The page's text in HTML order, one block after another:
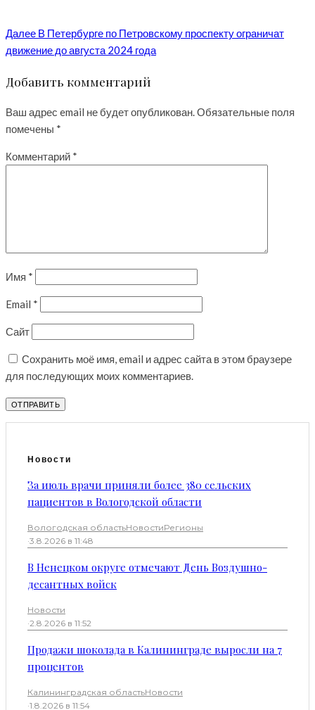
Далее В Петербурге по Петровскому проспекту ограничат
движение до августа 2024 года
Добавить комментарий
Ваш адрес email не будет опубликован.Обязательные поля
помечены *
Комментарий *
Имя *
Email *
Сайт
Сохранить моё имя, email и адрес сайта в этом браузере
для последующих моих комментариев.
Новости
За июль врачи приняли более 380 сельских
пациентов в Вологодской области
Вологодская областьНовостиРегионы
·3.8.2026 в 11:48
В Ненецком округе отмечают День Воздушно-
десантных войск
Новости
·2.8.2026 в 11:52
Продажи шоколада в Калининграде выросли на 7
процентов
Калининградская областьНовости
·1.8.2026 в 11:54